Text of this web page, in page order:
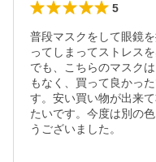
5
普段マスクをして眼鏡
ってしまってストレス
でも、こちらのマスク
もなく、買って良かっ
す。安い買い物が出来
たいです。今度は別の
うございました。